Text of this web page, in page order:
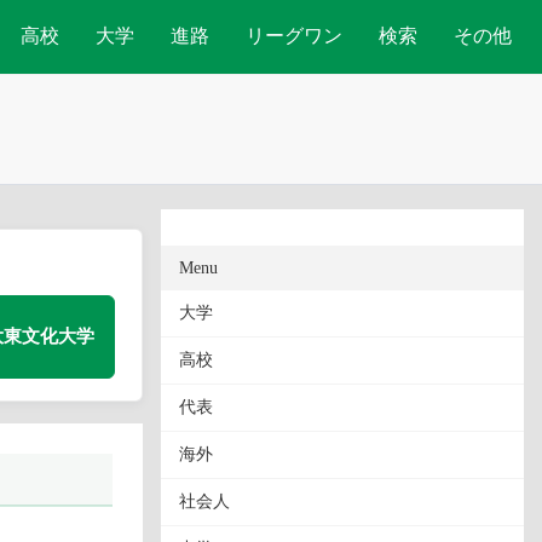
高校 大学 進路 リーグワン 検索 その他
東文化大学
Menu
大学
高校
代表
海外
社会人